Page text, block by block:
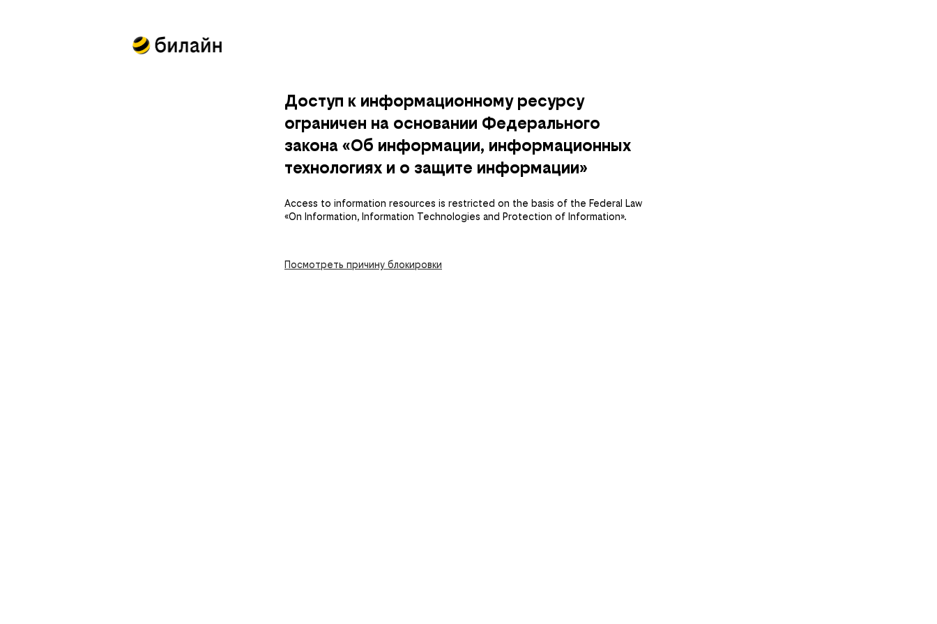
Доступ к информационному ресурсу
ограничен на основании Федерального
закона «Об информации, информационных
технологиях и о защите информации»
Access to information resources is restricted on the basis of the Federal Law
«On Information, Information Technologies and Protection of Information».
Посмотреть причину блокировки